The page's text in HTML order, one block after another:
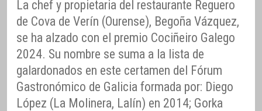
La chef y propietaria del restaurante Reguero
de Cova de Verín (Ourense), Begoña Vázquez,
se ha alzado con el premio Cociñeiro Galego
2024. Su nombre se suma a la lista de
galardonados en este certamen del Fórum
Gastronómico de Galicia formada por: Diego
López (La Molinera, Lalín) en 2014; Gorka